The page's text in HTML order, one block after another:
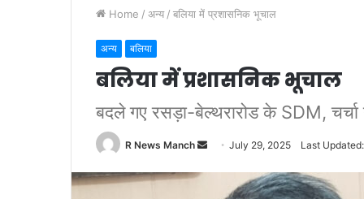
Home / अन्य / बलिया में प्रशासनिक भूचाल
अन्य बलिया
बलिया में प्रशासनिक भूचाल
बदले गए रसड़ा-बेल्थरारोड के SDM, चर्चा
R News Manch
Send July 29, 2025 Last